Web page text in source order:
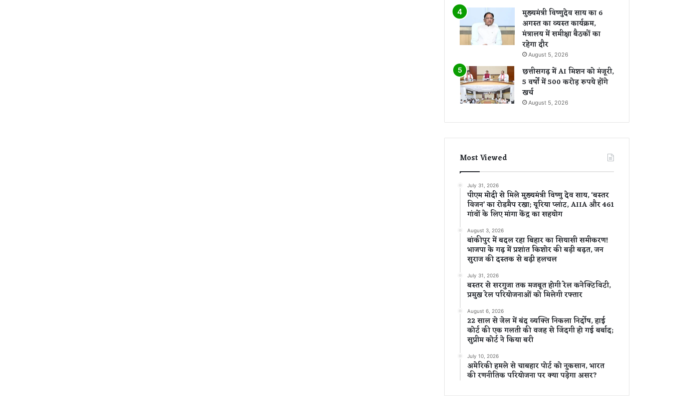
मुख्यमंत्री विष्णुदेव साय का 6
अगस्त का व्यस्त कार्यक्रम,
मंत्रालय में समीक्षा बैठकों का
रहेगा दौर
August 5, 2026
छत्तीसगढ़ में AI मिशन को मंजूरी,
5 वर्षों में 500 करोड़ रुपये होंगे
खर्च
August 5, 2026
Most Viewed
July 31, 2026
पीएम मोदी से मिले मुख्यमंत्री विष्णु देव साय, ‘बस्तर
विजन’ का रोडमैप रखा; यूरिया प्लांट, AIIA और 461
गांवों के लिए मांगा केंद्र का सहयोग
August 3, 2026
बांकीपुर में बदल रहा बिहार का सियासी समीकरण!
भाजपा के गढ़ में प्रशांत किशोर की बड़ी बढ़त, जन
सुराज की दस्तक से बढ़ी हलचल
July 31, 2026
बस्तर से सरगुजा तक मजबूत होगी रेल कनेक्टिविटी,
प्रमुख रेल परियोजनाओं को मिलेगी रफ्तार
August 6, 2026
22 साल से जेल में बंद व्यक्ति निकला निर्दोष, हाई
कोर्ट की एक गलती की वजह से जिंदगी हो गई बर्बाद;
सुप्रीम कोर्ट ने किया बरी
July 10, 2026
अमेरिकी हमले से चाबहार पोर्ट को नुकसान, भारत
की रणनीतिक परियोजना पर क्या पड़ेगा असर?